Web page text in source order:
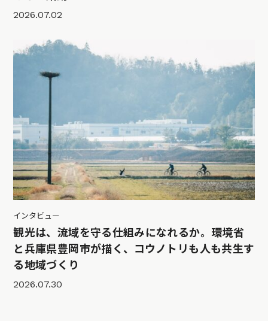
2026.07.02
インタビュー
観光は、流域を守る仕組みになれるか。環境省
と兵庫県豊岡市が描く、コウノトリも人も共生す
る地域づくり
2026.07.30